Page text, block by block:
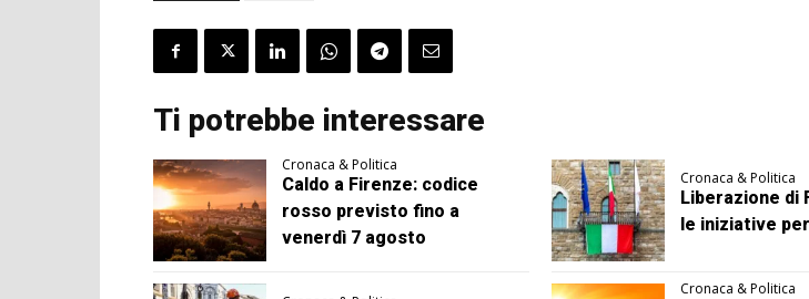
Ti potrebbe interessare
Cronaca & Politica
Caldo a Firenze: codice
rosso previsto fino a
venerdì 7 agosto
Cronaca & Politica
Liberazione di
le iniziative
Cronaca & Politica